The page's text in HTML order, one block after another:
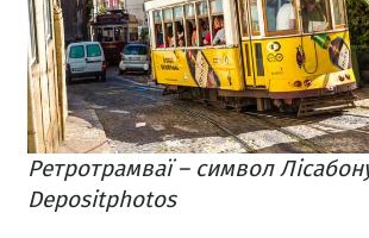
Ретротрамваї – символ
Depositphotos